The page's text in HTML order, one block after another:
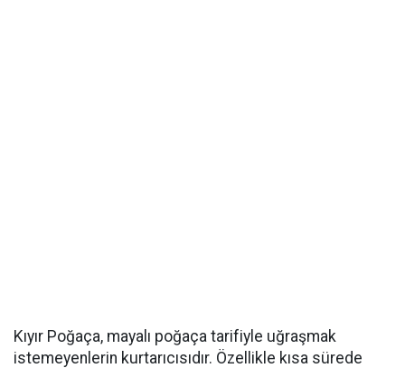
Kıyır Poğaça, mayalı poğaça tarifiyle uğraşmak
istemeyenlerin kurtarıcısıdır. Özellikle kısa sürede